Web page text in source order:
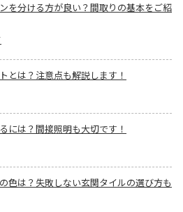
を分ける方が良い？間取りの基本をご紹
とは？注意点も解説します！
には？間接照明も大切です！
色は？失敗しない玄関タイルの選び方も